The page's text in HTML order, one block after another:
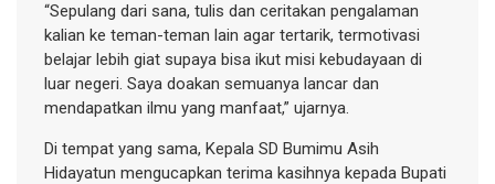
“Sepulang dari sana, tulis dan ceritakan pengalaman
kalian ke teman-teman lain agar tertarik, termotivasi
belajar lebih giat supaya bisa ikut misi kebudayaan di
luar negeri. Saya doakan semuanya lancar dan
mendapatkan ilmu yang manfaat,” ujarnya.
Di tempat yang sama, Kepala SD Bumimu Asih
Hidayatun mengucapkan terima kasihnya kepada Bupati